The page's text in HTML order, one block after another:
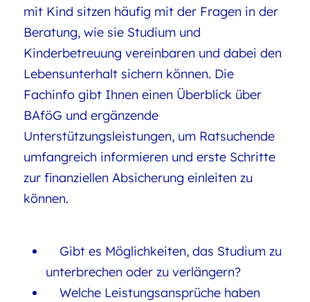
mit Kind sitzen häufig mit der Fragen in der
Beratung, wie sie Studium und
Kinderbetreuung vereinbaren und dabei den
Lebensunterhalt sichern können. Die
Fachinfo gibt Ihnen einen Überblick über
BAföG und ergänzende
Unterstützungsleistungen, um Ratsuchende
umfangreich informieren und erste Schritte
zur finanziellen Absicherung einleiten zu
können.
Gibt es Möglichkeiten, das Studium zu
unterbrechen oder zu verlängern?
Welche Leistungsansprüche haben